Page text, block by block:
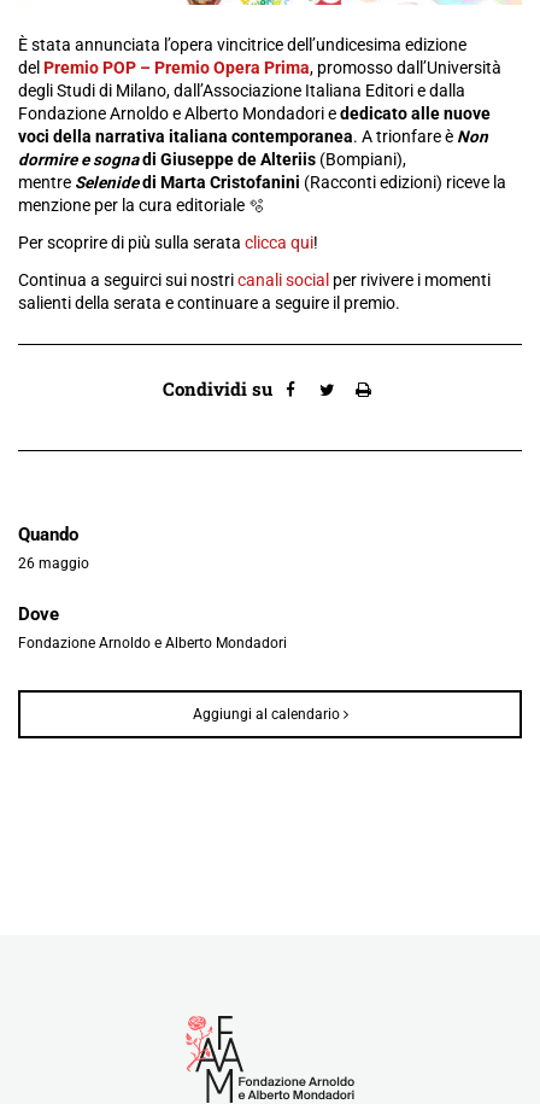
Quando
26 maggio
Dove
Fondazione Arnoldo e Alberto Mondadori
Aggiungi al calendario
Condividi su
È stata annunciata l’opera vincitrice dell’undicesima edizione
delPremio POP – Premio Opera Prima, promosso dall’Università
degli Studi di Milano, dall’Associazione Italiana Editori e dalla
Fondazione Arnoldo e Alberto Mondadori ededicato alle nuove
voci della narrativa italiana contemporanea. A trionfare è Non
dormire e sognadi Giuseppe de Alteriis (Bompiani),
mentre Selenidedi Marta Cristofanini (Racconti edizioni) riceve la
menzione per la cura editoriale 🫧
Per scoprire di più sulla serata clicca qui!
Continua a seguirci sui nostricanali social per rivivere i momenti
salienti della serata e continuare a seguire il premio.